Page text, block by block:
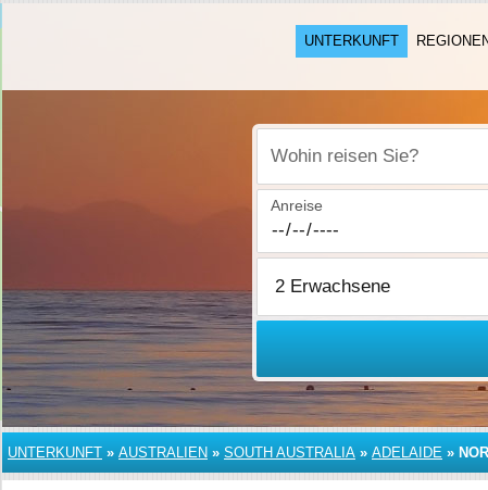
UNTERKUNFT
Wohin reisen Sie?
Anreise
UNTERKUNFT » AUSTRALIEN » SOUTH AUSTRALIA » ADELAIDE »